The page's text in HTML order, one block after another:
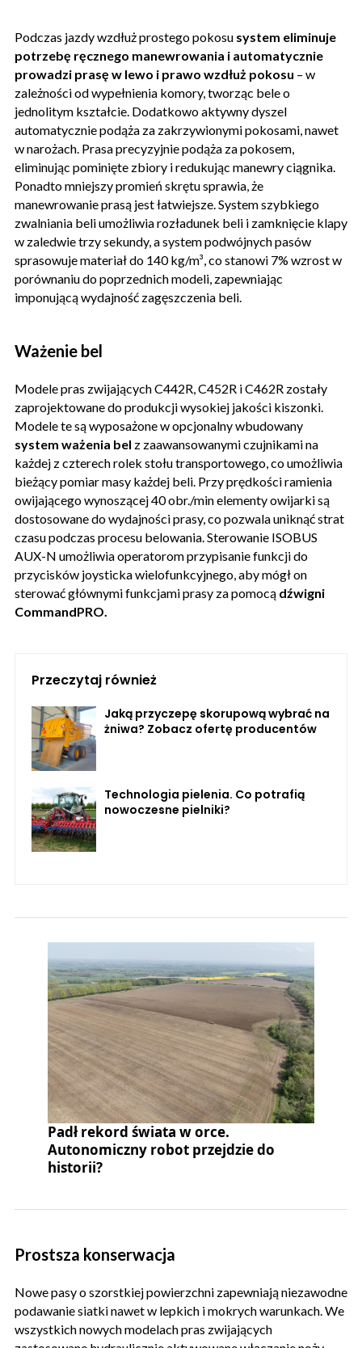
Podczas jazdy wzdłuż prostego pokosu system eliminuje
potrzebę ręcznego manewrowania i automatycznie
prowadzi prasę w lewo i prawo wzdłuż pokosu – w
zależności od wypełnienia komory, tworząc bele o
jednolitym kształcie. Dodatkowo aktywny dyszel
automatycznie podąża za zakrzywionymi pokosami, nawet
w narożach. Prasa precyzyjnie podąża za pokosem,
eliminując pominięte zbiory i redukując manewry ciągnika.
Ponadto mniejszy promień skrętu sprawia, że
manewrowanie prasą jest łatwiejsze. System szybkiego
zwalniania beli umożliwia rozładunek beli i zamknięcie klapy
w zaledwie trzy sekundy, a system podwójnych pasów
sprasowuje materiał do 140 kg/m³, co stanowi 7% wzrost w
porównaniu do poprzednich modeli, zapewniając
imponującą wydajność zagęszczenia beli.
Ważenie bel
Modele pras zwijających C442R, C452R i C462R zostały
zaprojektowane do produkcji wysokiej jakości kiszonki.
Modele te są wyposażone w opcjonalny wbudowany
system ważenia bel z zaawansowanymi czujnikami na
każdej z czterech rolek stołu transportowego, co umożliwia
bieżący pomiar masy każdej beli. Przy prędkości ramienia
owijającego wynoszącej 40 obr./min elementy owijarki są
dostosowane do wydajności prasy, co pozwala uniknąć strat
czasu podczas procesu belowania. Sterowanie ISOBUS
AUX-N umożliwia operatorom przypisanie funkcji do
przycisków joysticka wielofunkcyjnego, aby mógł on
sterować głównymi funkcjami prasy za pomocą dźwigni
CommandPRO.
Przeczytaj również
Jaką przyczepę skorupową wybrać na
żniwa? Zobacz ofertę producentów
Technologia pielenia. Co potrafią
nowoczesne pielniki?
Padł rekord świata w orce.
Autonomiczny robot przejdzie do
historii?
Prostsza konserwacja
Nowe pasy o szorstkiej powierzchni zapewniają niezawodne
podawanie siatki nawet w lepkich i mokrych warunkach. We
wszystkich nowych modelach pras zwijających